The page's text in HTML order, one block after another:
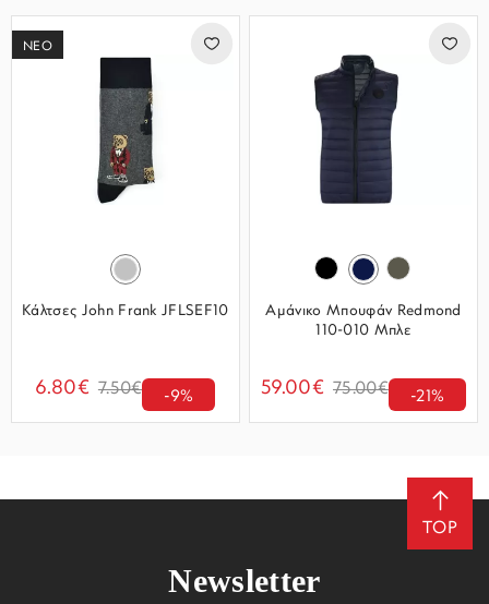
ΝΕΟ
Κάλτσες John Frank JFLSEF10
6.80€ 7.50€ -9%
Αμάνικο Μπουφάν Redmond
110-010 Μπλε
59.00€ 75.00€ -21%
TOP
Newsletter